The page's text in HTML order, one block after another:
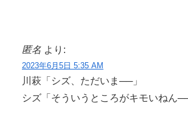
匿名 より:
2023年6月5日 5:35 AM
川萩「シズ、ただいま──」
シズ「そういうところがキモいねん──